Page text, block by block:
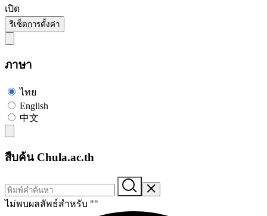
เปิด
รีเซ็ตการตั้งค่า
ภาษา
ไทย
English
中文
สืบค้น Chula.ac.th
ไม่พบผลลัพธ์สำหรับ ""